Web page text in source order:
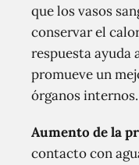
que los vasos
conservar el
respuesta ayuda
promueve un
órganos internos.
Aumento de la
contacto con